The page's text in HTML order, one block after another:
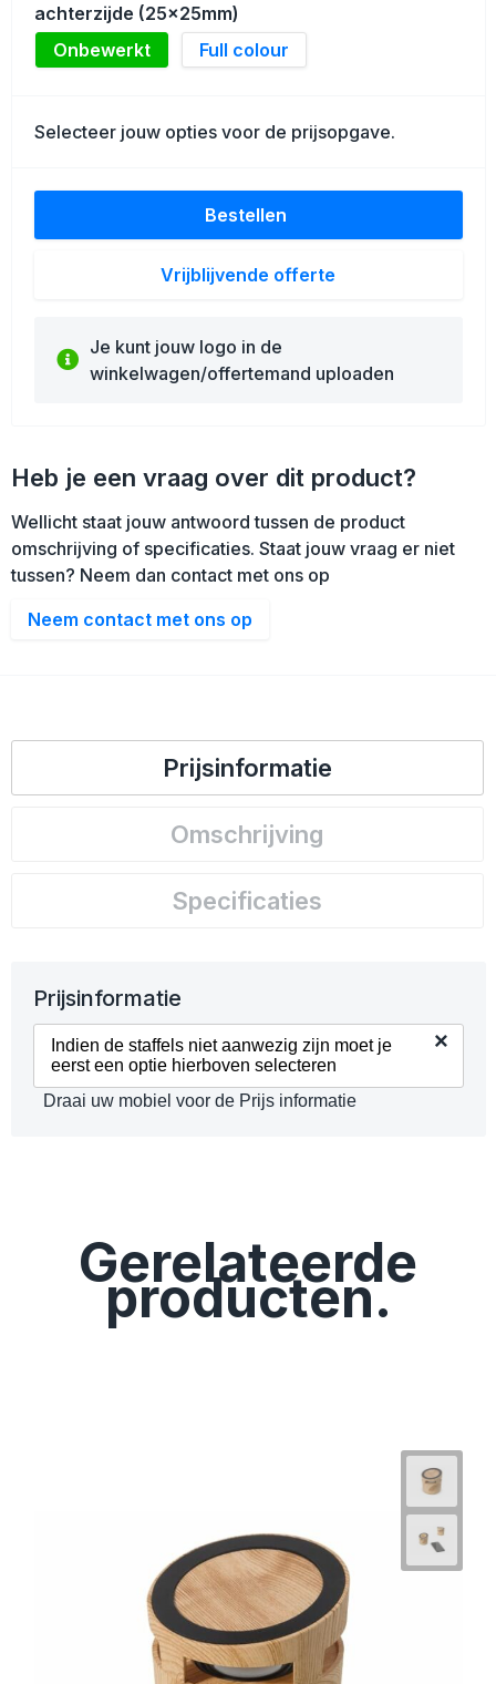
achterzijde (25x25mm)
Onbewerkt
Full colour
Selecteer jouw opties voor de prijsopgave.
Bestellen
Vrijblijvende offerte
Je kunt jouw logo in de
winkelwagen/offertemand uploaden
Heb je een vraag over dit product?
Wellicht staat jouw antwoord tussen de product
omschrijving of specificaties. Staat jouw vraag er niet
tussen? Neem dan contact met ons op
Neem contact met ons op
Prijsinformatie
Omschrijving
Specificaties
Prijsinformatie
Indien de staffels niet aanwezig zijn moet je
eerst een optie hierboven selecteren
×
Draai uw mobiel voor de Prijs informatie
Gerelateerde
producten.